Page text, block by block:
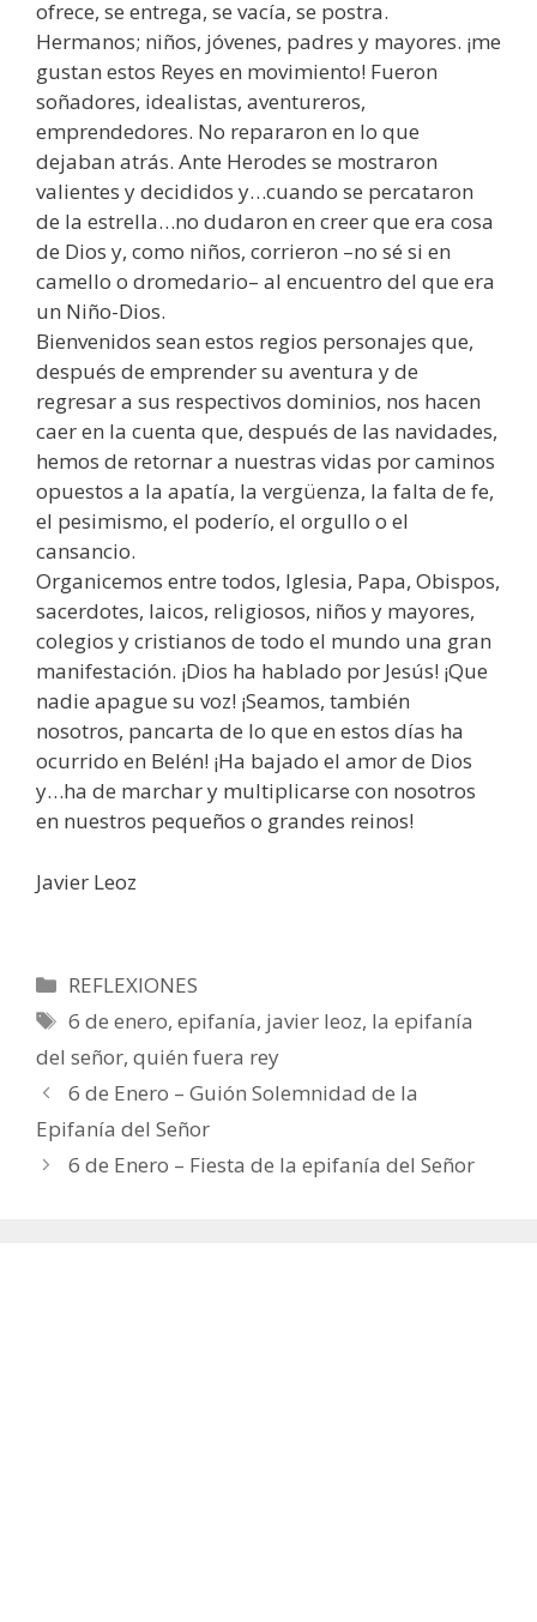
ofrece, se entrega, se vacía, se postra.
Hermanos; niños, jóvenes, padres y mayores. ¡me
gustan estos Reyes en movimiento! Fueron
soñadores, idealistas, aventureros,
emprendedores. No repararon en lo que
dejaban atrás. Ante Herodes se mostraron
valientes y decididos y…cuando se percataron
de la estrella…no dudaron en creer que era cosa
de Dios y, como niños, corrieron –no sé si en
camello o dromedario– al encuentro del que era
un Niño-Dios.
Bienvenidos sean estos regios personajes que,
después de emprender su aventura y de
regresar a sus respectivos dominios, nos hacen
caer en la cuenta que, después de las navidades,
hemos de retornar a nuestras vidas por caminos
opuestos a la apatía, la vergüenza, la falta de fe,
el pesimismo, el poderío, el orgullo o el
cansancio.
Organicemos entre todos, Iglesia, Papa, Obispos,
sacerdotes, laicos, religiosos, niños y mayores,
colegios y cristianos de todo el mundo una gran
manifestación. ¡Dios ha hablado por Jesús! ¡Que
nadie apague su voz! ¡Seamos, también
nosotros, pancarta de lo que en estos días ha
ocurrido en Belén! ¡Ha bajado el amor de Dios
y…ha de marchar y multiplicarse con nosotros
en nuestros pequeños o grandes reinos!
Javier Leoz
Categorías
REFLEXIONES
Etiquetas
6 de enero,epifanía, javier leoz, la epifanía
del señor, quién fuera rey
6 de Enero – Guión Solemnidad de la
Epifanía del Señor
6 de Enero – Fiesta de la epifanía del Señor